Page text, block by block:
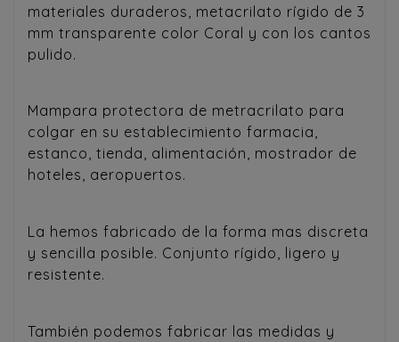
materiales duraderos, metacrilato rígido de 3
mm transparente color Coral y con los cantos
pulido.
Mampara protectora de metracrilato para
colgar en su establecimiento farmacia,
estanco, tienda, alimentación, mostrador de
hoteles, aeropuertos.
La hemos fabricado de la forma mas discreta
y sencilla posible. Conjunto rígido, ligero y
resistente.
También podemos fabricar las medidas y